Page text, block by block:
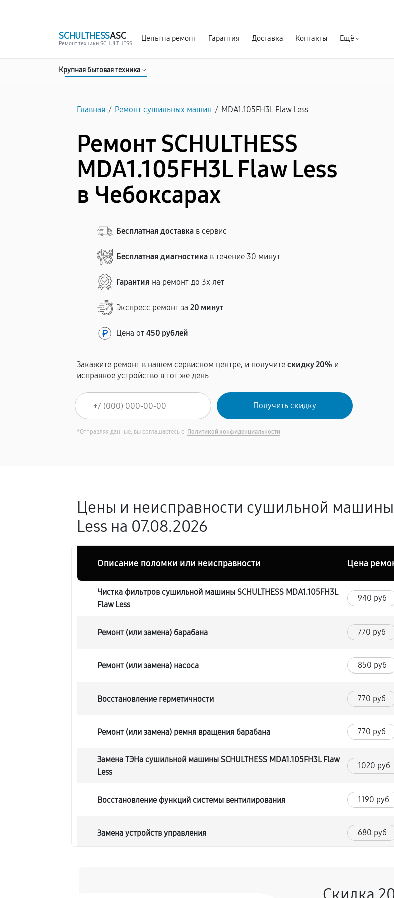
SCHULTHESSASC
Ремонт техники SCHULTHESS
Цены на ремонт Гарантия Доставка Контакты Ещё
Крупная бытовая техника
Главная / Ремонт сушильных машин / MDA1.105FH3L Flaw Less
Ремонт SCHULTHESS
MDA1.105FH3L Flaw Less
в Чебоксарах
Бесплатная доставка в сервис
Бесплатная диагностика в течение 30 минут
Гарантия на ремонт до 3х лет
Экспресс ремонт за20 минут
Цена от450 рублей
Закажите ремонт в нашем сервисном центре, и получитескидку 20% и
исправное устройство в тот же день
*Отправляя данные, вы соглашаетесь с Политикой конфиденциальности
Цены и неисправности сушильной машины
Less на 07.08.2026
Описание поломки или неисправности Цена
Чистка фильтров сушильной машины SCHULTHESS MDA1.105FH3L
Flaw Less
940 руб
Ремонт (или замена) барабана 770 руб
Ремонт (или замена) насоса 850 руб
Восстановление герметичности 770 руб
Ремонт (или замена) ремня вращения барабана 770 руб
Замена ТЭНа сушильной машины SCHULTHESS MDA1.105FH3L Flaw
Less
1020 руб
Восстановление функций системы вентилирования 1190 руб
Замена устройств управления 680 руб